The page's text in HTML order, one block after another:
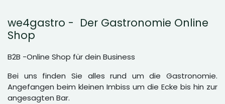
we4gastro - Der Gastronomie Online
Shop
B2B -Online Shop für dein Business
Bei uns finden Sie alles rund um die Gastronomie.
Angefangen beim kleinen Imbiss um die Ecke bis hin zur
angesagten Bar.